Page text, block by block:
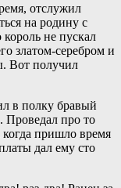
отслужил
на родину с
не пускал
златом-серебром и
Вот получил
в полку бравый
Проведал про то
когда пришло время
дал ему сто